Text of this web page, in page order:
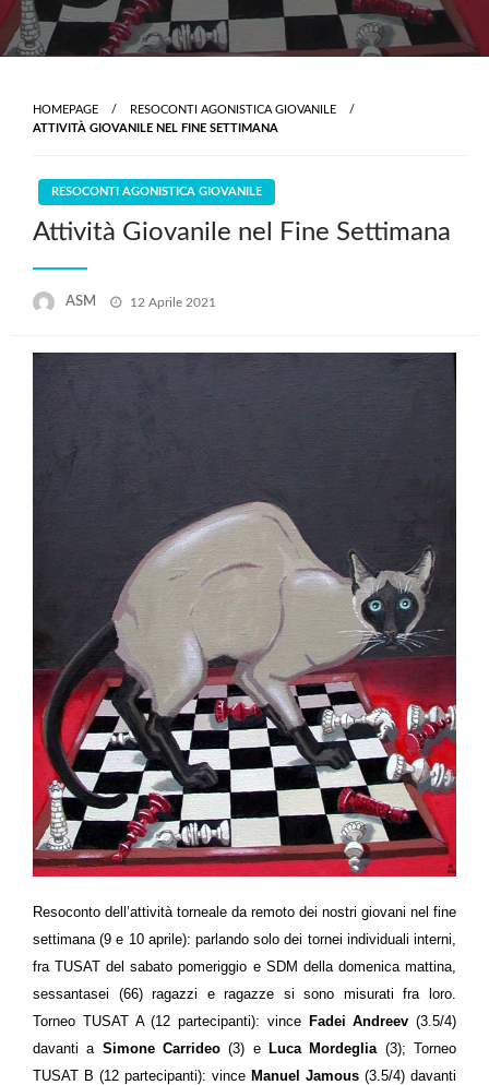
HOMEPAGE
RESOCONTI AGONISTICA GIOVANILE
ATTIVITÀ GIOVANILE NEL FINE SETTIMANA
RESOCONTI AGONISTICA GIOVANILE
Attività Giovanile nel Fine Settimana
ASM
Posted
12 Aprile 2021
Resoconto dell’attività torneale da remoto dei nostri giovani nel fine
settimana (9 e 10 aprile): parlando solo dei tornei individuali interni,
fra TUSAT del sabato pomeriggio e SDM della domenica mattina,
sessantasei (66) ragazzi e ragazze si sono misurati fra loro.
Torneo TUSAT A (12 partecipanti): vince Fadei Andreev (3.5/4)
davanti a Simone Carrideo (3) eLuca Mordeglia (3); Torneo
TUSAT B (12 partecipanti): vince Manuel Jamous (3.5/4) davanti